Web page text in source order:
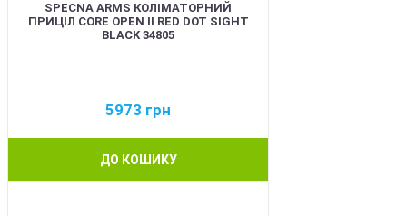
SPECNA ARMS КОЛІМАТОРНИЙ
ПРИЦІЛ CORE OPEN II RED DOT SIGHT
BLACK 34805
5973 грн
ДО КОШИКУ